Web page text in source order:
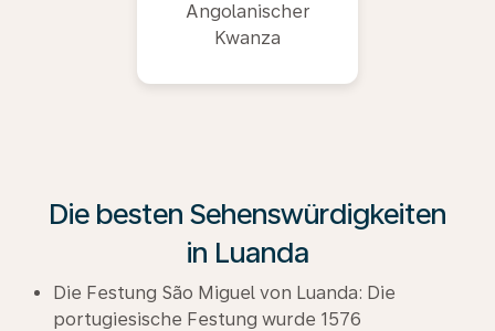
Angolanischer
Kwanza
Die besten Sehenswürdigkeiten
in Luanda
Die Festung São Miguel von Luanda: Die
portugiesische Festung wurde 1576